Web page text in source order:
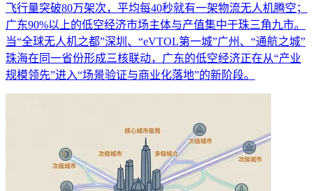
飞行量突破80万架次，平均每40秒就有一架物流无人机腾空；
广东90%以上的低空经济市场主体与产值集中于珠三角九市。
当“全球无人机之都”深圳、“eVTOL第一城”广州、“通航之城”
珠海在同一省份形成三核联动，广东的低空经济正在从“产业
规模领先”进入“场景验证与商业化落地”的新阶段。